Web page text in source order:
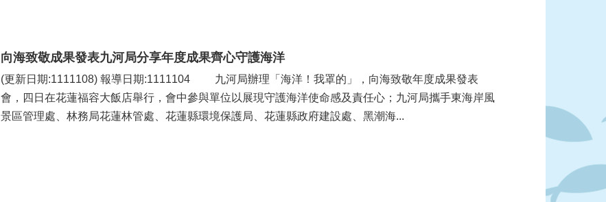
向海致敬成果發表九河局分享年度成果齊心守護海洋
(更新日期:1111108) 報導日期:1111104 九河局辦理「海洋！我罩的」，向海致敬年度成果發表
會，四日在花蓮福容大飯店舉行，會中參與單位以展現守護海洋使命感及責任心；九河局攜手東海岸風
景區管理處、林務局花蓮林管處、花蓮縣環境保護局、花蓮縣政府建設處、黑潮海...